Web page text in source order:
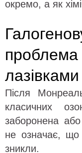
окремо, а як
лазівками
Після
класичних
заборонена
не означає, що
зникли.